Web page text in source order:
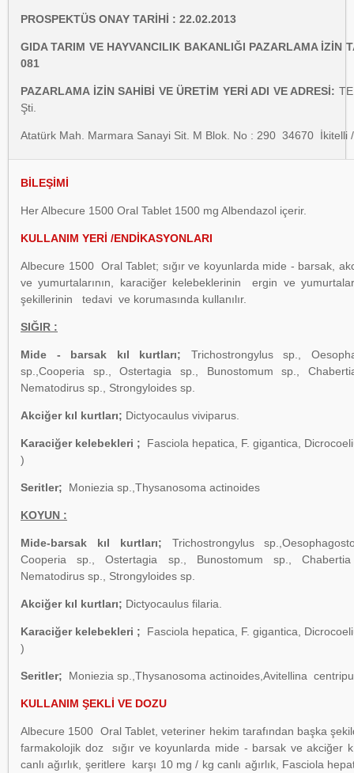
PROSPEKTÜS ONAY TARİHİ : 22.02.2013
GIDA TARIM VE HAYVANCILIK BAKANLIĞI PAZARLAMA İZİN
081
PAZARLAMA İZİN SAHİBİ VE ÜRETİM YERİ ADI VE ADRESİ:
Şti.
Atatürk Mah. Marmara Sanayi Sit. M Blok. No : 290 34670
BİLEŞİMİ
Her Albecure 1500 Oral Tablet 1500 mg Albendazol içerir.
KULLANIM YERİ /ENDİKASYONLARI
Albecure 1500 Oral Tablet; sığır ve koyunlarda mide - barsak,
ve yumurtalarının, karaciğer kelebeklerinin ergin ve
şekillerinin tedavi ve korumasında kullanılır.
SIĞIR :
Mide - barsak kıl kurtları; Trichostrongylus sp.,
sp.,Cooperia sp., Ostertagia sp., Bunostomum sp.,
Nematodirus sp., Strongyloides sp.
Akciğer kıl kurtları; Dictyocaulus viviparus.
Karaciğer kelebekleri ; Fasciola hepatica, F. gigantica,
)
Seritler; Moniezia sp.,Thysanosoma actinoides
KOYUN :
Mide-barsak kıl kurtları; Trichostrongylus
Cooperia sp., Ostertagia sp., Bunostomum sp.,
Nematodirus sp., Strongyloides sp.
Akciğer kıl kurtları; Dictyocaulus filaria.
Karaciğer kelebekleri ; Fasciola hepatica, F. gigantica,
)
Seritler; Moniezia sp.,Thysanosoma actinoides,Avitellina
KULLANIM ŞEKLİ VE DOZU
Albecure 1500 Oral Tablet, veteriner hekim tarafından başka
farmakolojik doz sığır ve koyunlarda mide - barsak ve akciğer
canlı ağırlık, şeritlere karşı 10 mg / kg canlı ağırlık, Fasciola